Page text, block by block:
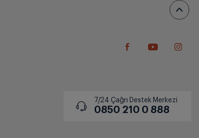
7/24 Çağrı Destek Merkezi
0850 210 0 888